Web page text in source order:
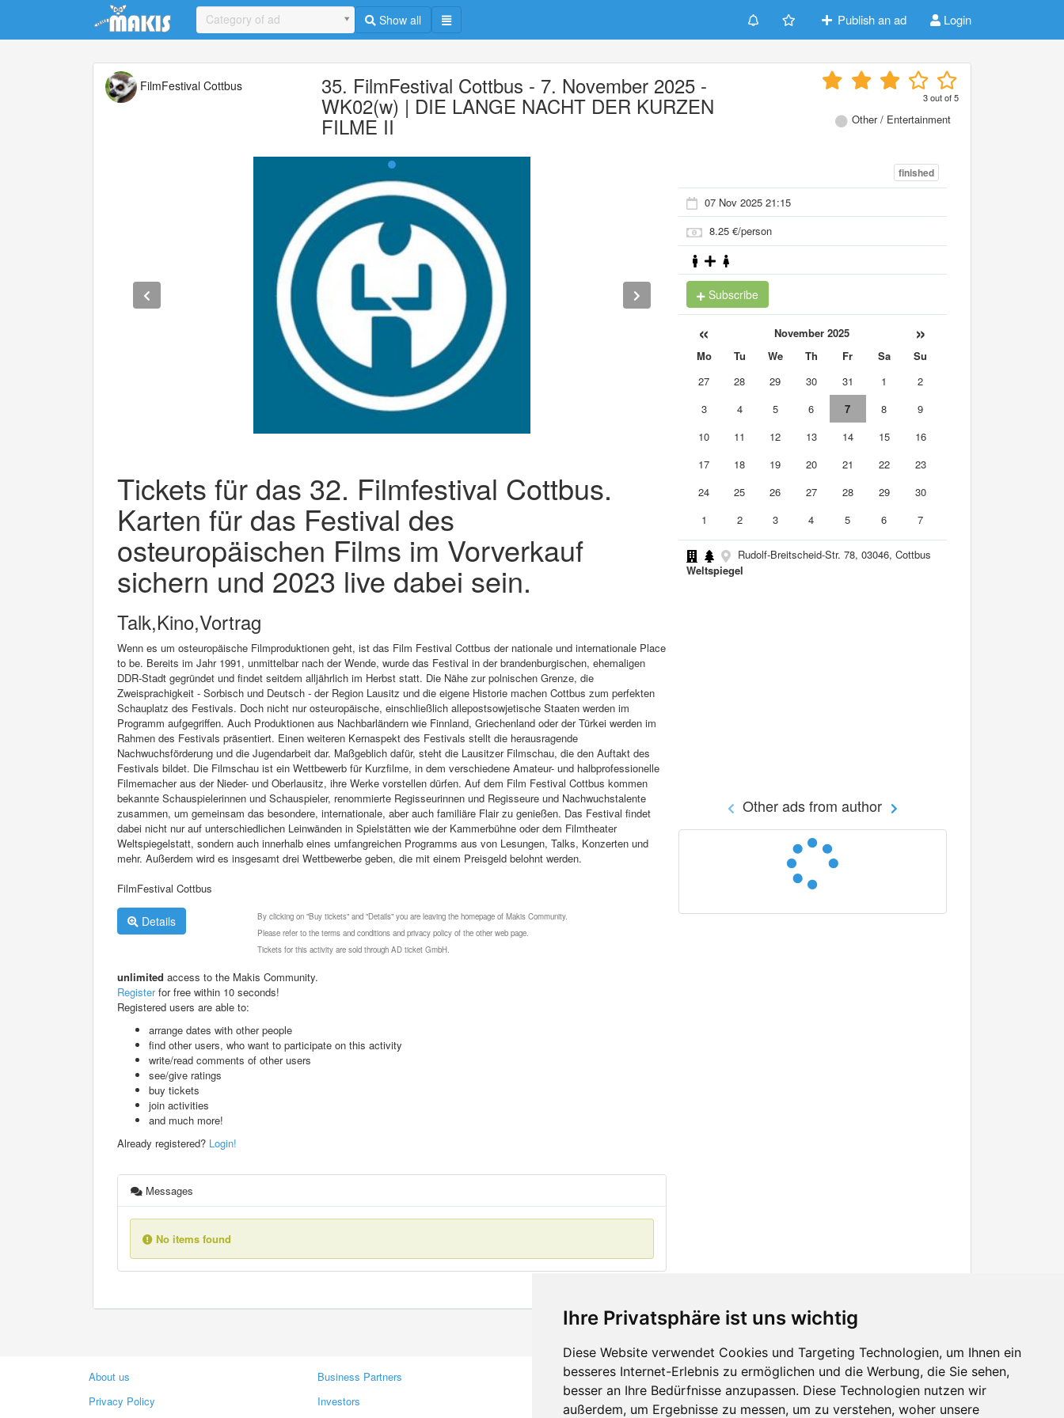
Ihre Privatsphäre ist uns wichtig
Diese Website verwendet Cookies und Targeting Technologien, um Ihnen ein
besseres Internet-Erlebnis zu ermöglichen und die Werbung, die Sie sehen,
besser an Ihre Bedürfnisse anzupassen. Diese Technologien nutzen wir
außerdem, um Ergebnisse zu messen, um zu verstehen, woher unsere
Update cookies preferences
Category of ad Show all Publish an ad Login
FilmFestival Cottbus 35. FilmFestival Cottbus - 7. November 2025 -
WK02(w) | DIE LANGE NACHT DER KURZEN
FILME II
3out of5
Other / Entertainment
Tickets für das 32. Filmfestival Cottbus.
Karten für das Festival des
osteuropäischen Films im Vorverkauf
sichern und 2023 live dabei sein.
Talk,Kino,Vortrag
Wenn es um osteuropäische Filmproduktionen geht, ist das Film Festival Cottbus der nationale und internationale Place
to be. Bereits im Jahr 1991, unmittelbar nach der Wende, wurde das Festival in der brandenburgischen, ehemaligen
DDR-Stadt gegründet und findet seitdem alljährlich im Herbst statt. Die Nähe zur polnischen Grenze, die
Zweisprachigkeit - Sorbisch und Deutsch - der Region Lausitz und die eigene Historie machen Cottbus zum perfekten
Schauplatz des Festivals. Doch nicht nur osteuropäische, einschließlich allepostsowjetische Staaten werden im
Programm aufgegriffen. Auch Produktionen aus Nachbarländern wie Finnland, Griechenland oder der Türkei werden im
Rahmen des Festivals präsentiert. Einen weiteren Kernaspekt des Festivals stellt die herausragende
Nachwuchsförderung und die Jugendarbeit dar. Maßgeblich dafür, steht die Lausitzer Filmschau, die den Auftakt des
Festivals bildet. Die Filmschau ist ein Wettbewerb für Kurzfilme, in dem verschiedene Amateur- und halbprofessionelle
Filmemacher aus der Nieder- und Oberlausitz, ihre Werke vorstellen dürfen. Auf dem Film Festival Cottbus kommen
bekannte Schauspielerinnen und Schauspieler, renommierte Regisseurinnen und Regisseure und Nachwuchstalente
zusammen, um gemeinsam das besondere, internationale, aber auch familiäre Flair zu genießen. Das Festival findet
dabei nicht nur auf unterschiedlichen Leinwänden in Spielstätten wie der Kammerbühne oder dem Filmtheater
Weltspiegelstatt, sondern auch innerhalb eines umfangreichen Programms aus von Lesungen, Talks, Konzerten und
mehr. Außerdem wird es insgesamt drei Wettbewerbe geben, die mit einem Preisgeld belohnt werden.
FilmFestival Cottbus
Details
By clicking on "Buy tickets" and "Details" you are leaving the homepage of Makis Community.
Please refer to the terms and conditions and privacy policy of the other web page.
Tickets for this activity are sold through AD ticket GmbH.
unlimited access to the Makis Community.
Registerfor free within 10 seconds!
Registered users are able to:
arrange dates with other people
find other users, who want to participate on this activity
write/read comments of other users
see/give ratings
buy tickets
join activities
and much more!
Already registered? Login!
Messages
No items found
finished
07 Nov 2025 21:15
8.25 €/person
Subscribe
« November 2025 »
Mo Tu We Th Fr Sa
Su
27
28 29 30 31 1
2
3
4 5 6 7 8
9
10
11 12 13 14 15
16
17
18 19 20 21 22
23
24
25 26 27 28 29
30
1
2 3 4 5 6 7
Rudolf-Breitscheid-Str. 78, 03046, Cottbus
Weltspiegel
Other ads from author
About us
Privacy Policy
Business Partners
Investors
Contacts
Feedback
Facebook
Twitter